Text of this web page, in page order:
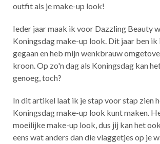
outfit als je make-up look!
Ieder jaar maak ik voor Dazzling Beauty
Koningsdag make-up look. Dit jaar ben
gegaan en heb mijn wenkbrauw
kroon. Op zo'n dag als Koningsdag kan
genoeg, toch?
In dit artikel laat ik je stap voor stap zien
Koningsdag make-up look kunt maken.
moeilijke make-up look, dus jij kan het
eens wat anders dan die vlaggetjes op je